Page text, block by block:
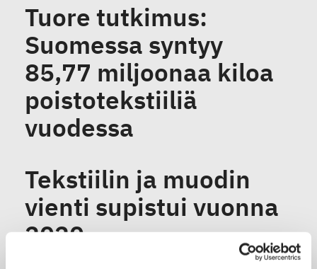
Tuore tutkimus:
Suomessa syntyy
85,77 miljoonaa kiloa
poistotekstiiliä
vuodessa
Tekstiilin ja muodin
vienti supistui vuonna
2020